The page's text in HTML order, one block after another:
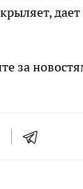
за